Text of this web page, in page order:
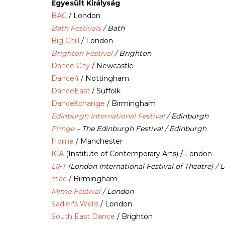
Egyesült Királyság
BAC / London
Bath Festivals/ Bath
Big Chill / London
Brighton Festival/ Brighton
Dance City / Newcastle
Dance4 / Nottingham
DanceEast / Suffolk
DanceXchange / Birmingham
Edinburgh International Festival/ Edinburgh
Fringe– The Edinburgh Festival / Edinburgh
Home / Manchester
ICA (Institute of Contemporary Arts) / London
LIFT(London International Festival of Theatre) /
mac / Birmingham
Mime Festival/ London
Sadler's Wells / London
South East Dance / Brighton